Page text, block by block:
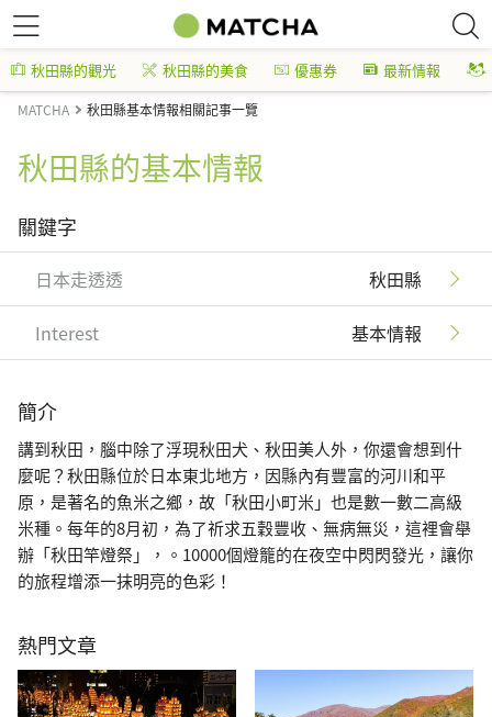
秋田縣的觀光 秋田縣的美食 優惠券 最新情報
MATCHA 秋田縣基本情報相關記事一覽
秋田縣的基本情報
關鍵字
日本走透透 秋田縣
Interest 基本情報
簡介
講到秋田，腦中除了浮現秋田犬、秋田美人外，你還會想到什
麼呢？秋田縣位於日本東北地方，因縣內有豐富的河川和平
原，是著名的魚米之鄉，故「秋田小町米」也是數一數二高級
米種。每年的8月初，為了祈求五穀豐收、無病無災，這裡會舉
辦「秋田竿燈祭」，。10000個燈籠的在夜空中閃閃發光，讓你
的旅程增添一抹明亮的色彩！
熱門文章